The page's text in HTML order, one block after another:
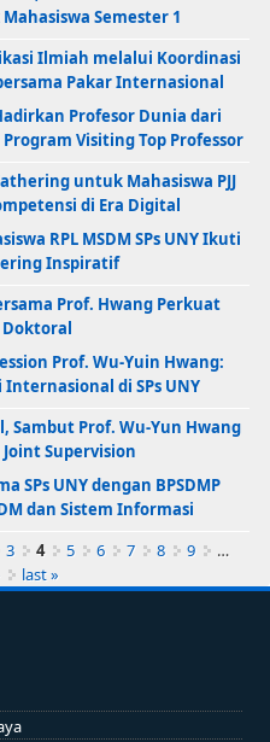
Semester 1
Ilmiah melalui Koordinasi
Pakar Internasional
Profesor Dunia dari
Visiting Top Professor
untuk Mahasiswa PJJ
di Era Digital
RPL MSDM SPs UNY Ikuti
Inspiratif
Prof. Hwang Perkuat
Prof. Wu-Yuin Hwang:
di SPs UNY
Sambut Prof. Wu-Yun Hwang
Supervision
SPs UNY dengan BPSDMP
dan Sistem Informasi
3 4 5 6 7 8 9
…
last »